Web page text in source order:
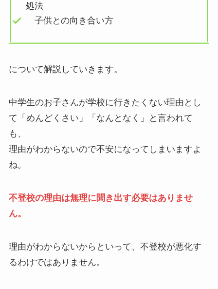
処法
子供との向き合い方
について解説していきます。
中学生のお子さんが学校に行きたくない理由とし
て「めんどくさい」「なんとなく」と言われて
も、
理由がわからないので不安になってしまいますよ
ね。
不登校の理由は無理に聞き出す必要はありませ
ん。
理由がわからないからといって、不登校が悪化す
るわけではありません。